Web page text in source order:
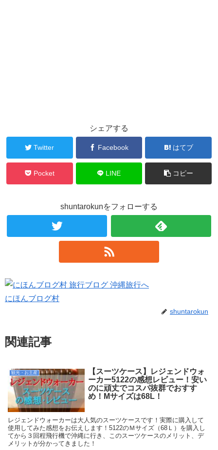
シェアする
Twitter Facebook はてブ
Pocket LINE コピー
shuntarokunをフォローする
にほんブログ村
shuntarokun
関連記事
観光・お土産
【スーツケース】レジェンドウォ
ーカー5122の感想レビュー！安い
のに頑丈でコスパ抜群でおすす
め！Mサイズは68L！
レジェンドウォーカーは大人気のスーツケースです！実際に購入して
使用してみた感想をお伝えします！5122のＭサイズ（68Ｌ）を購入し
てから３回程飛行機で沖縄に行き、このスーツケースのメリット、デ
メリットが分かってきました！